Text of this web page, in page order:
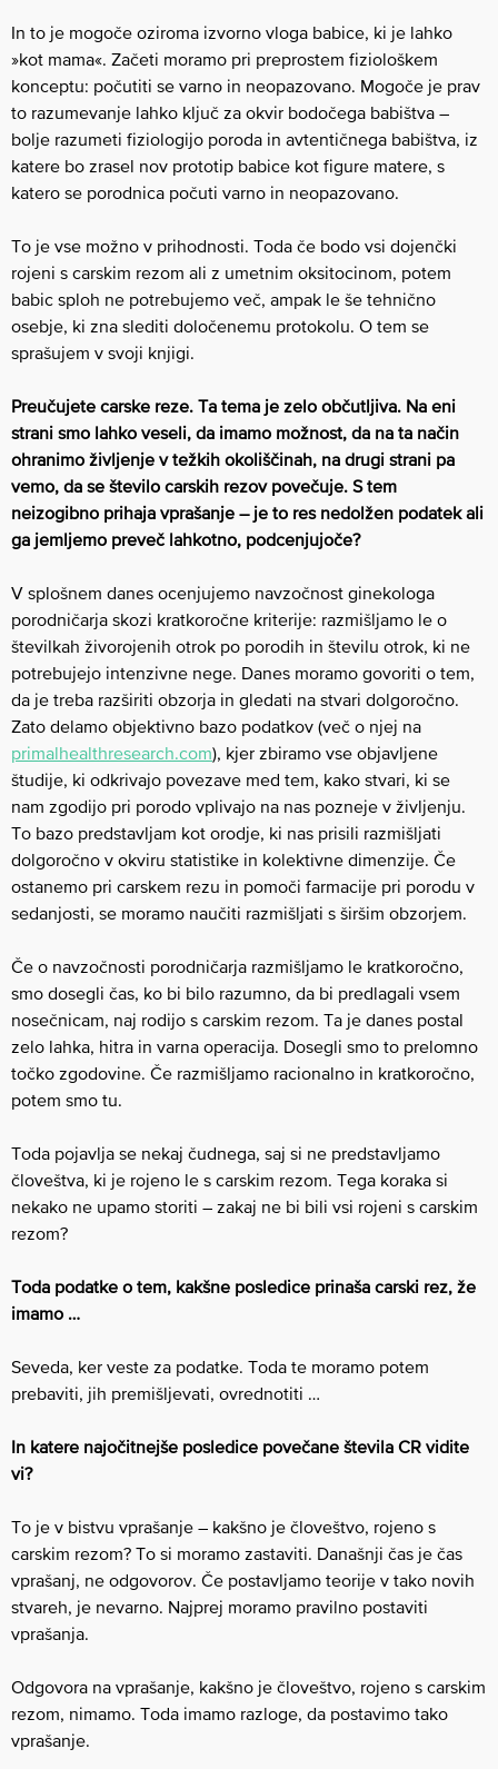
In to je mogoče oziroma izvorno vloga babice, ki je lahko
»kot mama«. Začeti moramo pri preprostem fiziološkem
konceptu: počutiti se varno in neopazovano. Mogoče je prav
to razumevanje lahko ključ za okvir bodočega babištva –
bolje razumeti fiziologijo poroda in avtentičnega babištva, iz
katere bo zrasel nov prototip babice kot figure matere, s
katero se porodnica počuti varno in neopazovano.
To je vse možno v prihodnosti. Toda če bodo vsi dojenčki
rojeni s carskim rezom ali z umetnim oksitocinom, potem
babic sploh ne potrebujemo več, ampak le še tehnično
osebje, ki zna slediti določenemu protokolu. O tem se
sprašujem v svoji knjigi.
Preučujete carske reze. Ta tema je zelo občutljiva. Na eni
strani smo lahko veseli, da imamo možnost, da na ta način
ohranimo življenje v težkih okoliščinah, na drugi strani pa
vemo, da se število carskih rezov povečuje. S tem
neizogibno prihaja vprašanje – je to res nedolžen podatek ali
ga jemljemo preveč lahkotno, podcenjujoče?
V splošnem danes ocenjujemo navzočnost ginekologa
porodničarja skozi kratkoročne kriterije: razmišljamo le o
številkah živorojenih otrok po porodih in številu otrok, ki ne
potrebujejo intenzivne nege. Danes moramo govoriti o tem,
da je treba razširiti obzorja in gledati na stvari dolgoročno.
Zato delamo objektivno bazo podatkov (več o njej na
primalhealthresearch.com), kjer zbiramo vse objavljene
študije, ki odkrivajo povezave med tem, kako stvari, ki se
nam zgodijo pri porodo vplivajo na nas pozneje v življenju.
To bazo predstavljam kot orodje, ki nas prisili razmišljati
dolgoročno v okviru statistike in kolektivne dimenzije. Če
ostanemo pri carskem rezu in pomoči farmacije pri porodu v
sedanjosti, se moramo naučiti razmišljati s širšim obzorjem.
Če o navzočnosti porodničarja razmišljamo le kratkoročno,
smo dosegli čas, ko bi bilo razumno, da bi predlagali vsem
nosečnicam, naj rodijo s carskim rezom. Ta je danes postal
zelo lahka, hitra in varna operacija. Dosegli smo to prelomno
točko zgodovine. Če razmišljamo racionalno in kratkoročno,
potem smo tu.
Toda pojavlja se nekaj čudnega, saj si ne predstavljamo
človeštva, ki je rojeno le s carskim rezom. Tega koraka si
nekako ne upamo storiti – zakaj ne bi bili vsi rojeni s carskim
rezom?
Toda podatke o tem, kakšne posledice prinaša carski rez, že
imamo …
Seveda, ker veste za podatke. Toda te moramo potem
prebaviti, jih premišljevati, ovrednotiti …
In katere najočitnejše posledice povečane števila CR vidite
vi?
To je v bistvu vprašanje – kakšno je človeštvo, rojeno s
carskim rezom? To si moramo zastaviti. Današnji čas je čas
vprašanj, ne odgovorov. Če postavljamo teorije v tako novih
stvareh, je nevarno. Najprej moramo pravilno postaviti
vprašanja.
Odgovora na vprašanje, kakšno je človeštvo, rojeno s carskim
rezom, nimamo. Toda imamo razloge, da postavimo tako
vprašanje.